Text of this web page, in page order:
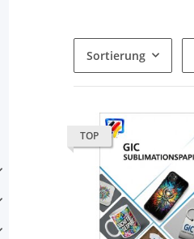
Sortierung
TOP